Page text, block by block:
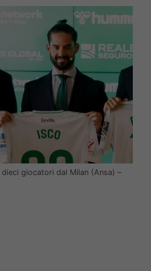
giocatori dal Milan (Ansa) –